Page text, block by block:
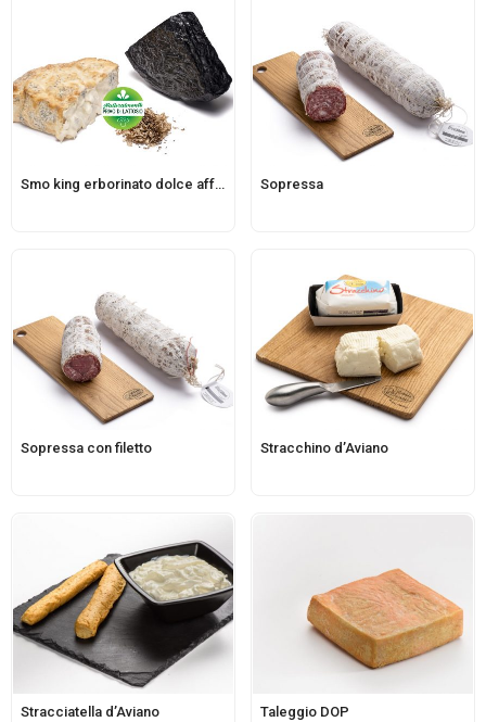
Smo king erborinato dolce affumicato Sopressa
Sopressa con filetto Stracchino d’Aviano
Stracciatella d’Aviano Taleggio DOP